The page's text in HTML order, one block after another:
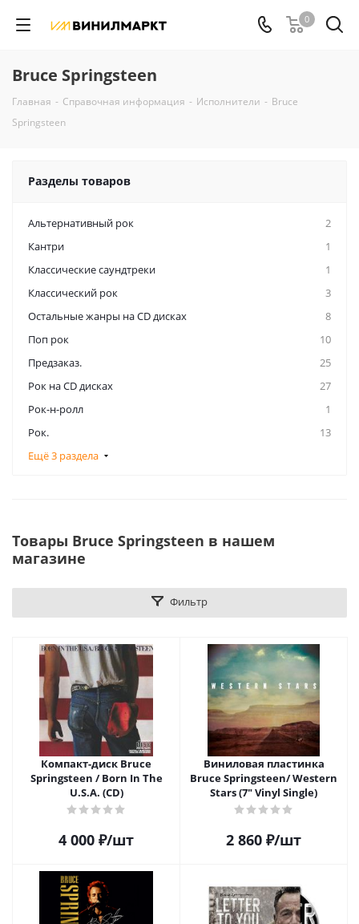
0
Bruce Springsteen
Главная - Справочная информация - Исполнители - Bruce
Springsteen
Разделы товаров
Альтернативный рок
2
Кантри
1
Классические саундтреки
1
Классический рок
3
Остальные жанры на CD дисках
8
Поп рок
10
Предзаказ.
25
Рок на CD дисках
27
Рок-н-ролл
1
Рок.
13
Ещё 3 раздела
Товары Bruce Springsteen в нашем
магазине
Фильтр
Компакт-диск Bruce
Springsteen / Born In The
U.S.A. (CD)
4 000 ₽/шт
Виниловая пластинка
Bruce Springsteen/ Western
Stars (7" Vinyl Single)
2 860 ₽/шт